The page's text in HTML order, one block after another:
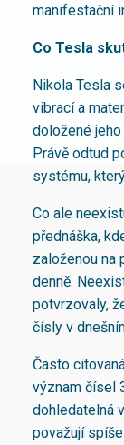
manifestační
Co Tesla
Nikola Tesla
vibrací a
doložené
Právě odtud
systému,
Co ale
přednáška,
založenou na
denně.
potvrzovaly,
čísly v
Často
význam čísel
dohledatelná
považují